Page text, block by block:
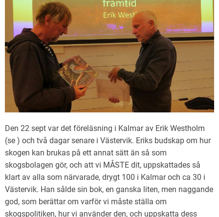
Den 22 sept var det föreläsning i Kalmar av Erik Westholm
(se ) och två dagar senare i Västervik. Eriks budskap om hur
skogen kan brukas på ett annat sätt än så som
skogsbolagen gör, och att vi MÅSTE dit, uppskattades så
klart av alla som närvarade, drygt 100 i Kalmar och ca 30 i
Västervik. Han sålde sin bok, en ganska liten, men naggande
god, som berättar om varför vi måste ställa om
skogspolitiken, hur vi använder den, och uppskatta dess